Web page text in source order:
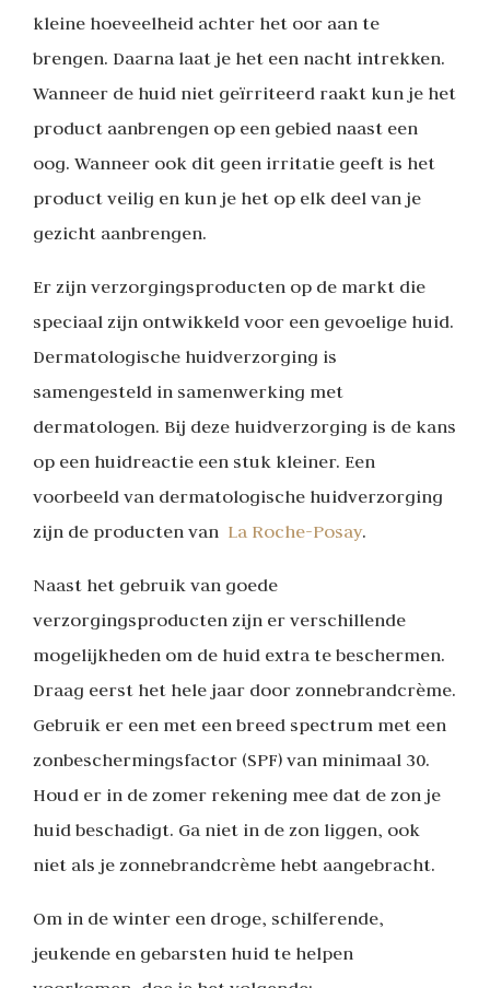
kleine hoeveelheid achter het oor aan te
brengen. Daarna laat je het een nacht intrekken.
Wanneer de huid niet geïrriteerd raakt kun je het
product aanbrengen op een gebied naast een
oog. Wanneer ook dit geen irritatie geeft is het
product veilig en kun je het op elk deel van je
gezicht aanbrengen.
Er zijn verzorgingsproducten op de markt die
speciaal zijn ontwikkeld voor een gevoelige huid.
Dermatologische huidverzorging is
samengesteld in samenwerking met
dermatologen. Bij deze huidverzorging is de kans
op een huidreactie een stuk kleiner. Een
voorbeeld van dermatologische huidverzorging
zijn de producten van La Roche-Posay.
Naast het gebruik van goede
verzorgingsproducten zijn er verschillende
mogelijkheden om de huid extra te beschermen.
Draag eerst het hele jaar door zonnebrandcrème.
Gebruik er een met een breed spectrum met een
zonbeschermingsfactor (SPF) van minimaal 30.
Houd er in de zomer rekening mee dat de zon je
huid beschadigt. Ga niet in de zon liggen, ook
niet als je zonnebrandcrème hebt aangebracht.
Om in de winter een droge, schilferende,
jeukende en gebarsten huid te helpen